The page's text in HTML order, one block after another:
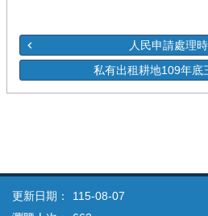
人民申請處理
私有出租耕地109年底
更新日期：
115-08-07